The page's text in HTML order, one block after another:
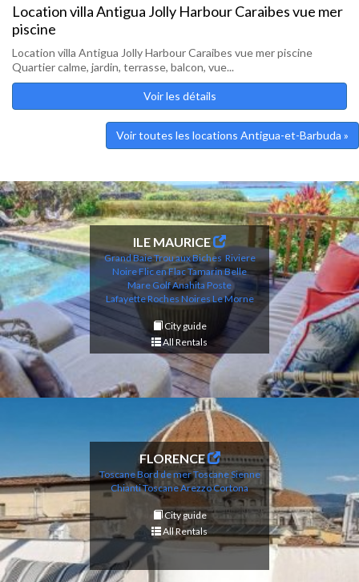
Location villa Antigua Jolly Harbour Caraibes vue mer
piscine
Location villa Antigua Jolly Harbour Caraibes vue mer piscine
Quartier calme, jardin, terrasse, balcon, vue...
Voir les détails
Voir toutes les locations Antigua-et-Barbuda »
ILE MAURICE
Grand BaieTrou aux Biches Riviere
Noire Flic en FlacTamarinBelle
Mare Golf Anahita Poste
LafayetteRoches NoiresLe Morne
City guide
All Rentals
FLORENCE
Toscane Bord de merToscane Sienne
ChiantiToscane Arezzo Cortona
City guide
All Rentals